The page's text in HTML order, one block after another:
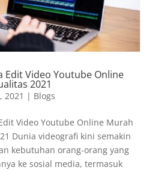
Edit Video Youtube Online
2021
2021 | Blogs
Video Youtube Online Murah
Dunia videografi kini semakin
kebutuhan orang-orang yang
ke sosial media, termasuk